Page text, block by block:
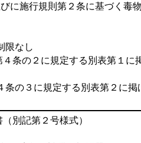
に施行規則第２条に基づく毒
限なし
４条の２に規定する別表第１に
条の３に規定する別表第２に
別記第２号様式）